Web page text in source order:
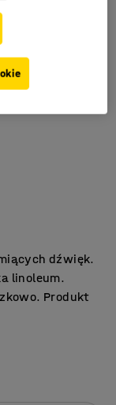
dźwięk.
linoleum.
Produkt